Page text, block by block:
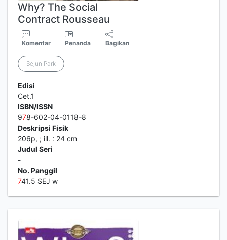
Why? The Social
Contract Rousseau
Komentar Penanda Bagikan
Sejun Park
Edisi
Cet.1
ISBN/ISSN
978-602-04-0118-8
Deskripsi Fisik
206p, ; ill. : 24 cm
Judul Seri
-
No. Panggil
741.5 SEJ w